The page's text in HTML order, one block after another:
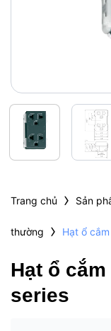
Trang chủ › Sản
thường › Hạt ổ
Hạt ổ
series